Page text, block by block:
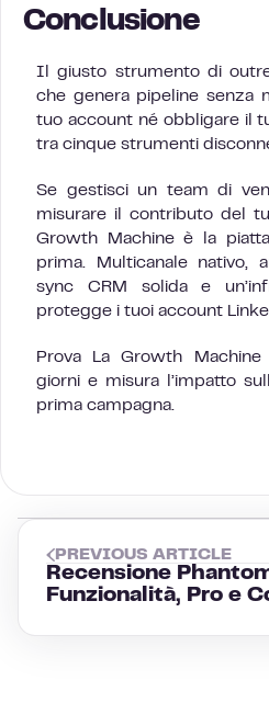
Conclusione
Il giusto strumento di
che genera pipeline senza
tuo account né obbligare il
tra cinque strumenti
Se gestisci un team di
misurare il contributo del
Growth Machine è la
prima. Multicanale nativo,
sync CRM solida e
protegge i tuoi account
Prova La Growth
giorni e misura l’impatto
prima campagna.
PREVIOUS ARTICLE
Recensione
Funzionalità, Pro e